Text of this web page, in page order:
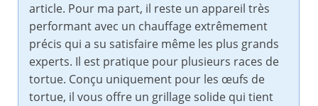
article. Pour ma part, il reste un appareil très
performant avec un chauffage extrêmement
précis qui a su satisfaire même les plus grands
experts. Il est pratique pour plusieurs races de
tortue. Conçu uniquement pour les œufs de
tortue, il vous offre un grillage solide qui tient